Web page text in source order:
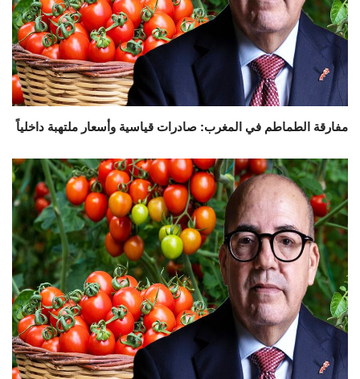
مفارقة الطماطم في المغرب: صادرات قياسية وأسعار ملتهبة داخلياً